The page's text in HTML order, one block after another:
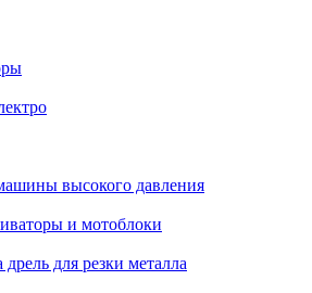
высокого давления
и мотоблоки
дрель для резки металла